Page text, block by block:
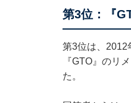
第3位：『
第3位は、2012
『GTO』のリ
た。